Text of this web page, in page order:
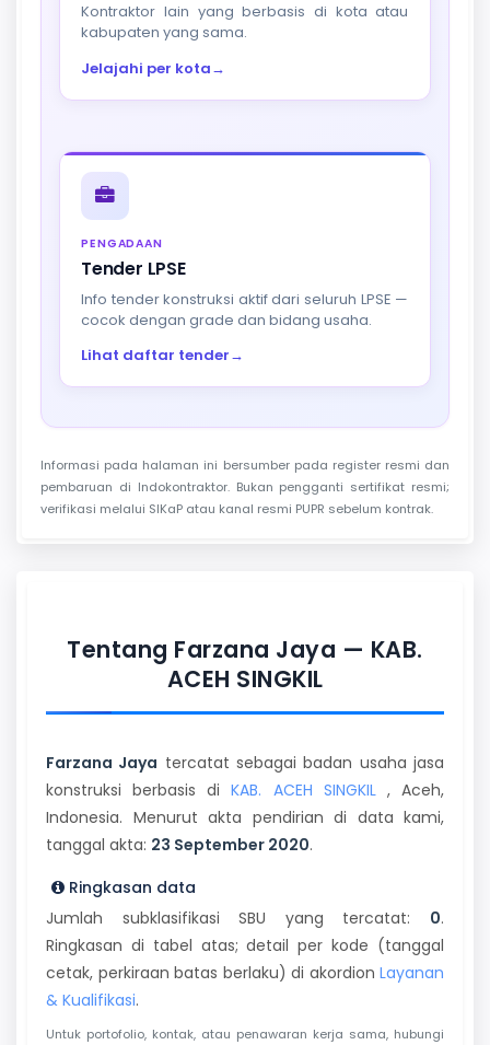
Kontraktor lain yang berbasis di kota atau
kabupaten yang sama.
Jelajahi per kota→
PENGADAAN
Tender LPSE
Info tender konstruksi aktif dari seluruh LPSE —
cocok dengan grade dan bidang usaha.
Lihat daftar tender→
Informasi pada halaman ini bersumber pada register resmi dan
pembaruan di Indokontraktor. Bukan pengganti sertifikat resmi;
verifikasi melalui SIKaP atau kanal resmi PUPR sebelum kontrak.
Tentang Farzana Jaya — KAB.
ACEH SINGKIL
Farzana Jaya tercatat sebagai badan usaha jasa
konstruksi berbasis diKAB. ACEH SINGKIL, Aceh,
Indonesia. Menurut akta pendirian di data kami,
tanggal akta: 23 September 2020.
Ringkasan data
Jumlah subklasifikasi SBU yang tercatat: 0.
Ringkasan di tabel atas; detail per kode (tanggal
cetak, perkiraan batas berlaku) di akordion Layanan
& Kualifikasi.
Untuk portofolio, kontak, atau penawaran kerja sama, hubungi